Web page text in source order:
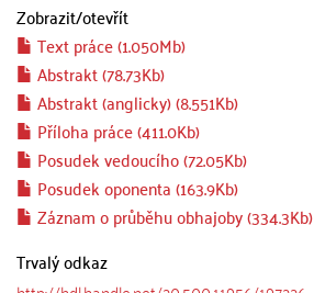
Zobrazit/otevřít
Text práce (1.050Mb)
Abstrakt (78.73Kb)
Abstrakt (anglicky) (8.551Kb)
Příloha práce (411.0Kb)
Posudek vedoucího (72.05Kb)
Posudek oponenta (163.9Kb)
Záznam o průběhu obhajoby (334.3Kb)
Trvalý odkaz